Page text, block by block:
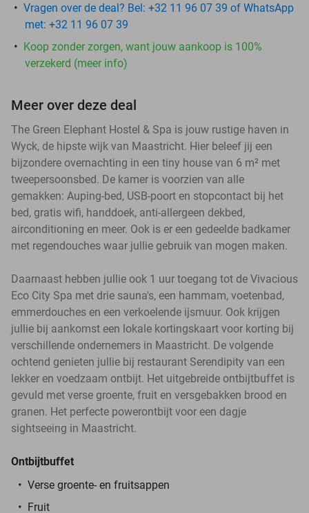
Vragen over de deal? Bel: +32 11 96 07 39 of WhatsApp
met: +32 11 96 07 39
Koop zonder zorgen, want jouw aankoop is 100%
verzekerd (meer info)
Meer over deze deal
The Green Elephant Hostel & Spa is jouw rustige haven in
Wyck, de hipste wijk van Maastricht. Hier beleef jij een
bijzondere overnachting in een tiny house van 6 m² met
tweepersoonsbed. De kamer is voorzien van alle
gemakken: Auping-bed, USB-poort en stopcontact bij het
bed, gratis wifi, handdoek, anti-allergeen dekbed,
airconditioning en meer. Ook is er een gedeelde badkamer
met regendouches waar jullie gebruik van mogen maken.
Daarnaast hebben jullie ook 1 uur toegang tot de Vivacious
Eco City Spa met drie sauna's, een hammam, voetenbad,
emmerdouches en een verkoelende ijsmuur. Ook krijgen
jullie bij aankomst een lokale kortingskaart voor korting bij
verschillende ondernemers in Maastricht. De volgende
ochtend genieten jullie bij restaurant Serendipity van een
lekker en voedzaam ontbijt. Het uitgebreide ontbijtbuffet is
gevuld met verse groente, fruit en versgebakken brood en
granen. Het perfecte powerontbijt voor een dagje
sightseeing in Maastricht.
Ontbijtbuffet
Verse groente- en fruitsappen
Fruit